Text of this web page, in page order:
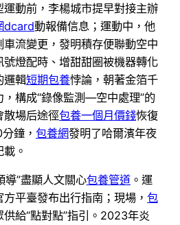
動前，李楊城市提早對接主辦
dcard動報備信息；運動中，他
流變更，發明積存便聯動空中
號燈配時、增甜甜圈被機器轉化
邏輯短期包養悖論，朝著金箔千
構成“錄像監測—空中處理”的
散場后途徑包養一個月價錢恢復
鐘， 包養網發明了哈爾濱年夜
。
導”盡顯人文關心包養管道。運
平臺發布出行指南；現場， 包
給“點對點”指引。2023年炎